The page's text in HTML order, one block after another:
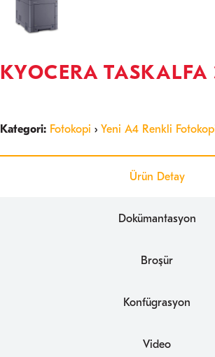
KYOCERA TASKALFA
Kategori: Fotokopi › Yeni A4 Renkli
Ürün Detay
Dokümantasyon
Broşür
Konfügrasyon
Video